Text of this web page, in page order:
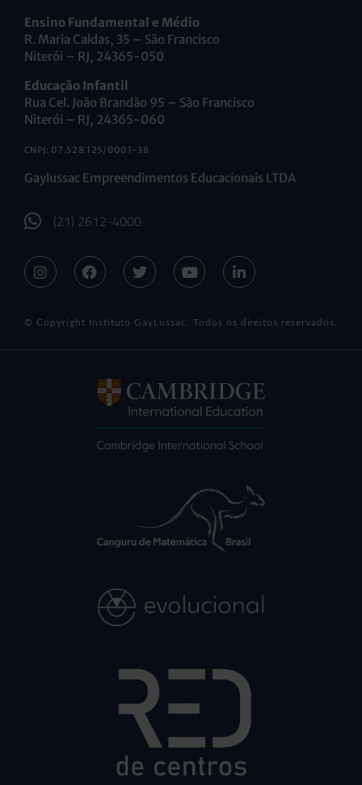
Ensino Fundamental e Médio
R. Maria Caldas, 35 – São Francisco
Niterói – RJ, 24365-050
Educação Infantil
Rua Cel. João Brandão 95 – São Francisco
Niterói – RJ, 24365-060
CNPJ: 07.528.125/0001-38
Gaylussac Empreendimentos Educacionais LTDA
(21) 2612-4000
© Copyright Instituto GayLussac. Todos os direitos reservados.